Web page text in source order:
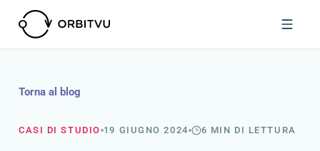
Torna al blog
CASI DI STUDIO 19 GIUGNO 2024 6 MIN DI LETTURA